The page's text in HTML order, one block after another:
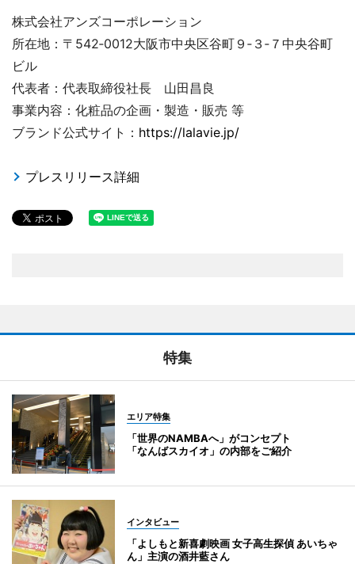
株式会社アンズコーポレーション
所在地：〒542‐0012大阪市中央区谷町９‐３‐７中央谷町
ビル
代表者：代表取締役社長 山田昌良
事業内容：化粧品の企画・製造・販売 等
ブランド公式サイト： https://lalavie.jp/
プレスリリース詳細
特集
エリア特集
「世界のNAMBAへ」がコンセプト
「なんばスカイオ」の内部をご紹介
インタビュー
「よしもと新喜劇映画 女子高生探偵 あいちゃ
ん」主演の酒井藍さん